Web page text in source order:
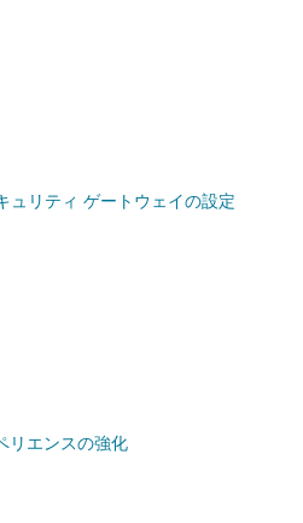
ュリティ ゲートウェイの設定
リエンスの強化